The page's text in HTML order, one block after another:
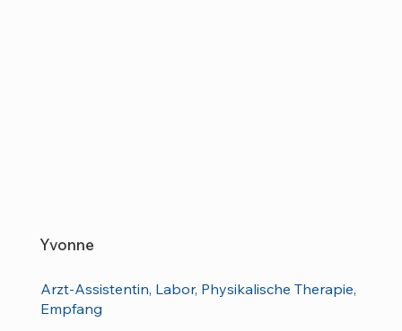
Yvonne
Arzt-Assistentin, Labor, Physikalische Therapie,
Empfang